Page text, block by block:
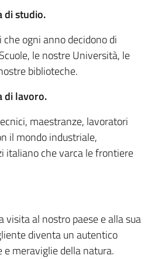
di studio.
ogni anno decidono di
le nostre Università, le
biblioteche.
di lavoro.
maestranze, lavoratori
il mondo industriale,
italiano che varca le frontiere
visita al nostro paese e alla sua
diventa un autentico
e meraviglie della natura.